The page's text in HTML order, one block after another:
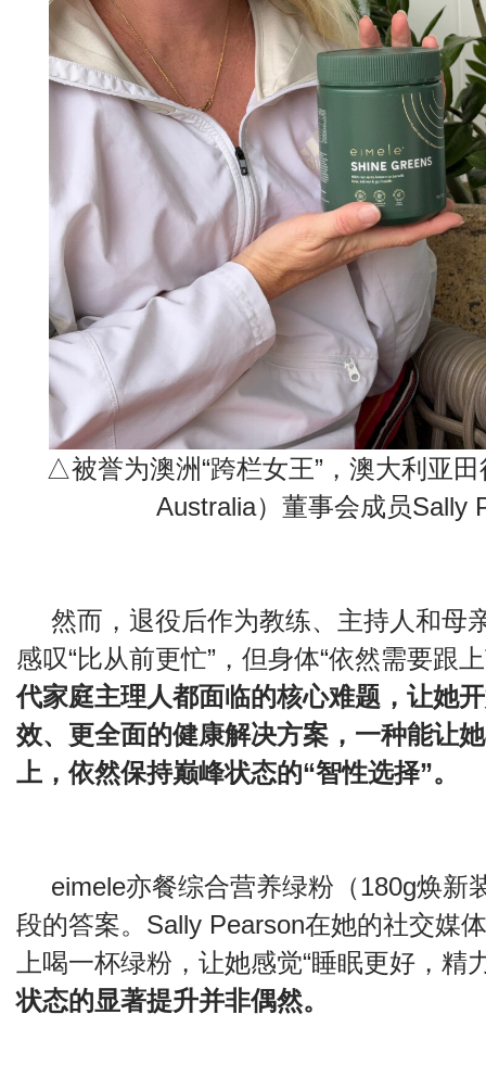
△被誉为澳洲“跨栏女王”，澳大利亚
Australia）董事会成员Sally
然而，退役后作为教练、主持人和母
感叹“比从前更忙”，但身体“依然需要跟
代家庭主理人都面临的核心难题，让她
效、更全面的健康解决方案，一种能让
上，依然保持巅峰状态的“智性选择”。
eimele亦餐综合营养绿粉（180g焕新
段的答案。Sally Pearson在她的社交媒
上喝一杯绿粉，让她感觉“睡眠更好，精
状态的显著提升并非偶然。